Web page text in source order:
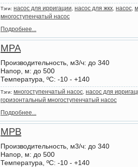
Тэги: насос для ирригации насос для жкх насос
многоступенчатый насос
Подробнее...
MPA
Производительность, м3/ч: до 340
Напор, м: до 500
Температура, ºС: -10 - +140
Тэги: многоступенчатый насос насос для
горизонтальный многоступенчатый насос
Подробнее...
MPB
Производительность, м3/ч: до 340
Напор, м: до 500
Температура, ºС: -10 - +140